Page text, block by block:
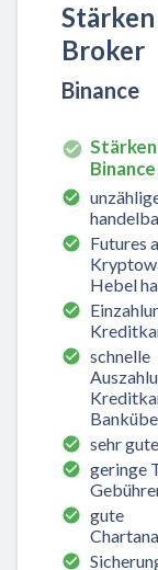
Broker
Binance
Binance
Futures
Hebel
schnelle
sehr
geringe
gute